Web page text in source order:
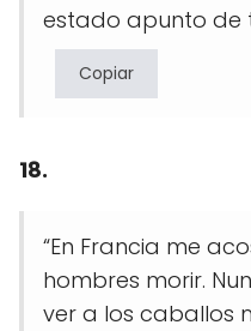
estado apunto de
Copiar
18.
“En Francia me
hombres morir.
ver a los caballos